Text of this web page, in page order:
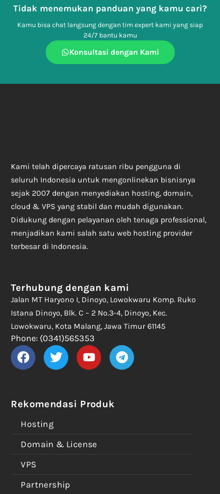
Tidak menemukan panduan yang kamu cari?
Kamu bisa chat langsung dengan tim expert kami yang siap
24/7 bantu kamu
Konsultasi dengan Kami
Kami telah dipercaya ratusan ribu pengguna di
seluruh Indonesia untuk mengonlinekan bisnisnya
sejak 2007 dengan menyediakan hosting, domain,
cloud & VPS yang stabil dan mudah digunakan.
Didukung dengan pelayanan oleh tenaga professional,
menjadikan kami salah satu web hosting provider
terbesar di Indonesia.
Rekomendasi Produk
Hosting
Domain & License
VPS
Partnership
Terhubung dengan kami
Jalan MT Haryono I, Dinoyo, Lowokwaru Komp. Ruko
Istana Dinoyo, Blk. C – 2 No.3-4, Dinoyo, Kec.
Lowokwaru, Kota Malang, Jawa Timur 61145
Phone: (0341)565353